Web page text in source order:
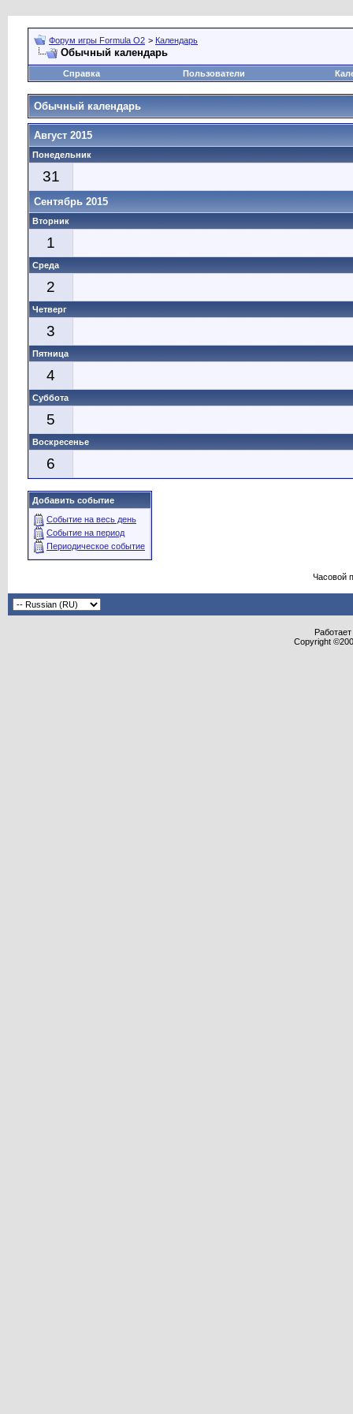
Форум игры Formula O2 > Календарь
Обычный календарь
Справка Пользователи
Обычный календарь
Август 2015
Понедельник
31
Сентябрь 2015
Вторник
1
Среда
2
Четверг
3
Пятница
4
Суббота
5
Воскресенье
6
Добавить событие
Событие на весь день
Событие на период
Периодическое событие
Часовой
Copyright